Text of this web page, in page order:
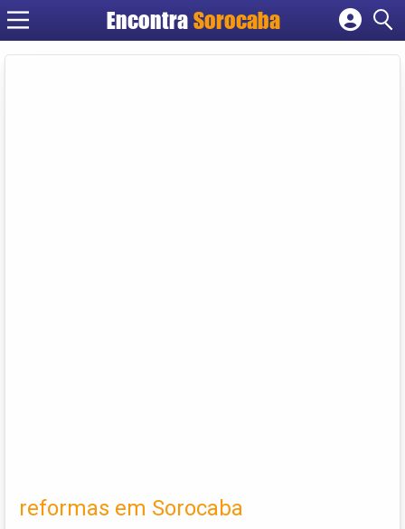
EncontraSorocaba
Cadastrar empresa
reformas em Sorocaba